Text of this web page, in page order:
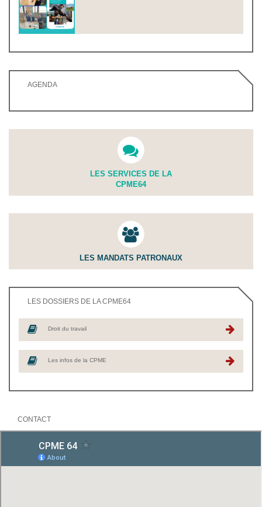
AGENDA
LES SERVICES DE LA
CPME64
LES MANDATS PATRONAUX
LES DOSSIERS DE LA CPME64
Droit du travail
Les infos de la CPME
CONTACT